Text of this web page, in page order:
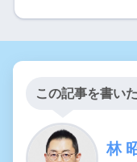
この記事を書い
林